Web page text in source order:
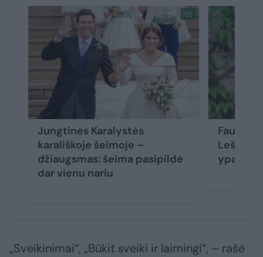
Jungtinės Karalystės
karališkoje šeimoje –
džiaugsmas: šeima pasipildė
dar vienu nariu
Faustos
„Sveikinimai“, „Būkit sveiki ir laimingi“, – rašė